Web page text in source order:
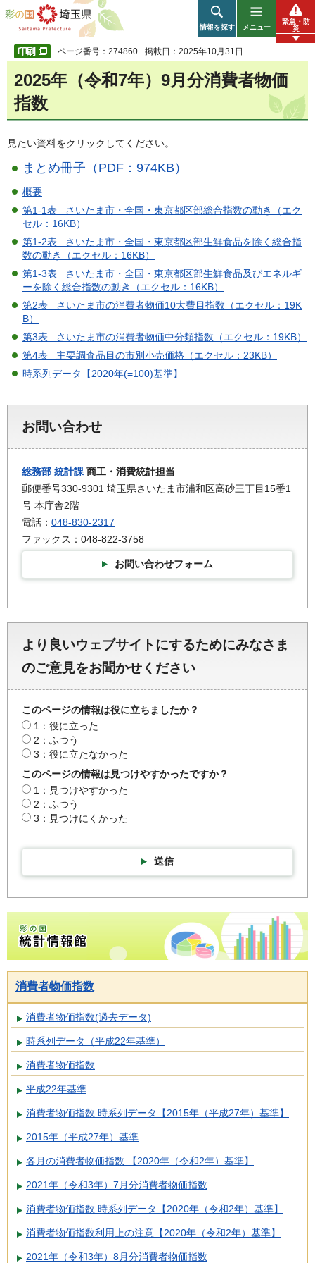
彩の国 埼玉県
情報を探す メニュー
緊急・防
災
ページ番号：274860 掲載日：2025年10月31日
2025年（令和7年）9月分消費者物価
指数
見たい資料をクリックしてください。
まとめ冊子（PDF：974KB）
概要
第1-1表 さいたま市・全国・東京都区部総合指数の動き（エク
セル：16KB）
第1-2表 さいたま市・全国・東京都区部生鮮食品を除く総合指
数の動き（エクセル：16KB）
第1-3表 さいたま市・全国・東京都区部生鮮食品及びエネルギ
ーを除く総合指数の動き（エクセル：16KB）
第2表 さいたま市の消費者物価10大費目指数（エクセル：19K
B）
第3表 さいたま市の消費者物価中分類指数（エクセル：19KB）
第4表 主要調査品目の市別小売価格（エクセル：23KB）
時系列データ【2020年(=100)基準】
お問い合わせ
総務部 統計課 商工・消費統計担当
郵便番号330-9301 埼玉県さいたま市浦和区高砂三丁目15番1
号 本庁舎2階
電話： 048-830-2317
ファックス：048-822-3758
お問い合わせフォーム
より良いウェブサイトにするためにみなさま
のご意見をお聞かせください
このページの情報は役に立ちましたか？
1：役に立った
2：ふつう
3：役に立たなかった
このページの情報は見つけやすかったですか？
1：見つけやすかった
2：ふつう
3：見つけにくかった
送信
彩の国統計情報館トップページ
消費者物価指数
消費者物価指数(過去データ)
時系列データ（平成22年基準）
消費者物価指数
平成22年基準
消費者物価指数 時系列データ【2015年（平成27年）基準】
2015年（平成27年）基準
各月の消費者物価指数 【2020年（令和2年）基準】
2021年（令和3年）7月分消費者物価指数
消費者物価指数 時系列データ【2020年（令和2年）基準】
消費者物価指数利用上の注意【2020年（令和2年）基準】
2021年（令和3年）8月分消費者物価指数